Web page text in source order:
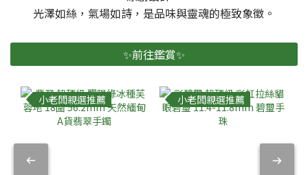
光澤如絲，氣場如詩，是品味與靈魂的極致象徵。
✨前往鑑賞✨
小老闆親選推薦 小老闆親選推薦